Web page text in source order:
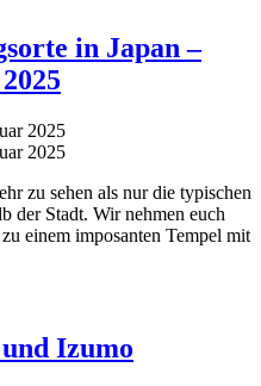
in Japan –
2025
2025
zu sehen als nur die typischen
der Stadt. Wir nehmen euch
einem imposanten Tempel mit
Izumo